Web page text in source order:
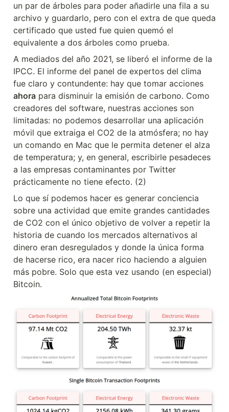
un par de árboles para poder añadirle una fila a su
archivo y guardarlo, pero con el extra de que queda
certificado que usted fue quien quemó el
equivalente a dos árboles como prueba.
A mediados del año 2021, se liberó el informe de la
IPCC. El informe del panel de expertos del clima
ahora para disminuir la emisión de carbono. Como
creadores del software, nuestras acciones son
limitadas: no podemos desarrollar una aplicación
móvil que extraiga el CO2 de la atmósfera; no hay
un comando en Mac que le permita detener el alza
de temperatura; y, en general, escribirle pesadeces
a las empresas contaminantes por Twitter
prácticamente no tiene efecto. (2)
Lo que sí podemos hacer es generar conciencia
sobre una actividad que emite grandes cantidades
de CO2 con el único objetivo de volver a repetir la
historia de cuando los mercados alternativos al
dinero eran desregulados y donde la única forma
de hacerse rico, era nacer rico haciendo a alguien
más pobre. Solo que esta vez usando (en especial)
Bitcoin.